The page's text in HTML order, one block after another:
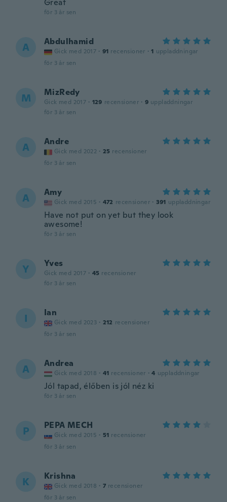
Great
för 3 år sen
A Abdulhamid
Gick med 2017 · 91 recensioner · 1 uppladdningar
för 3 år sen
M MizRedy
Gick med 2017 · 129 recensioner · 9 uppladdningar
för 3 år sen
A Andre
Gick med 2022 · 25 recensioner
för 3 år sen
A Amy
Gick med 2015 · 472 recensioner · 391 uppladdningar
Have not put on yet but they look
awesome!
för 3 år sen
Y Yves
Gick med 2017 · 45 recensioner
för 3 år sen
I Ian
Gick med 2023 · 212 recensioner
för 3 år sen
A Andrea
Gick med 2018 · 41 recensioner · 4 uppladdningar
Jól tapad, élőben is jól néz ki
för 3 år sen
P PEPA MECH
Gick med 2015 · 51 recensioner
för 3 år sen
K Krishna
Gick med 2018 · 7 recensioner
för 3 år sen